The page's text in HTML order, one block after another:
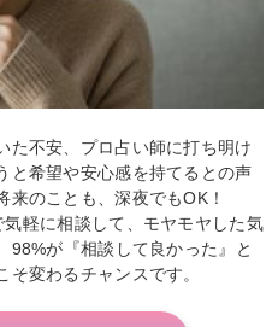
た不安、プロ占い師に打ち明け
と希望や安心感を持てるとの声
のことも、深夜でもOK！
気軽に相談して、モヤモヤした気
98%が『相談して良かった』と
変わるチャンスです。